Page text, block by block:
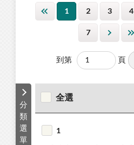
1 2 3 4
7
到第 頁
分
類
選
單
全選
1